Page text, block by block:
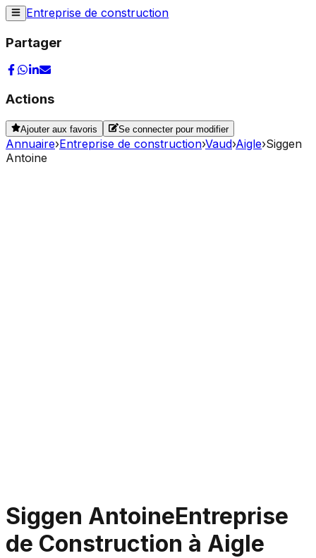
Entreprise de construction
Partager
Actions
Ajouter aux favoris Se connecter pour modifier
Annuaire›Entreprise de construction›Vaud›Aigle›Siggen
Antoine
Siggen AntoineEntreprise
de Construction à Aigle